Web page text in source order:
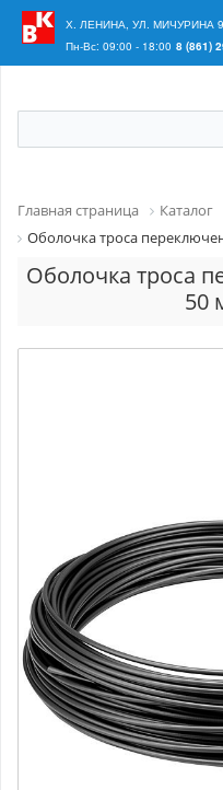
Ваш регион:
Х. ЛЕНИНА, УЛ. МИЧУРИНА
Пн-Вс: 09:00 - 18:00 8 (861)
Главная страница Каталог
Оболочка троса
Оболочка троса
50